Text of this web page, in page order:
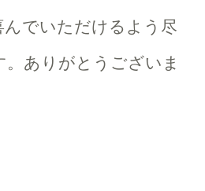
でいただけるよう尽
ありがとうございま